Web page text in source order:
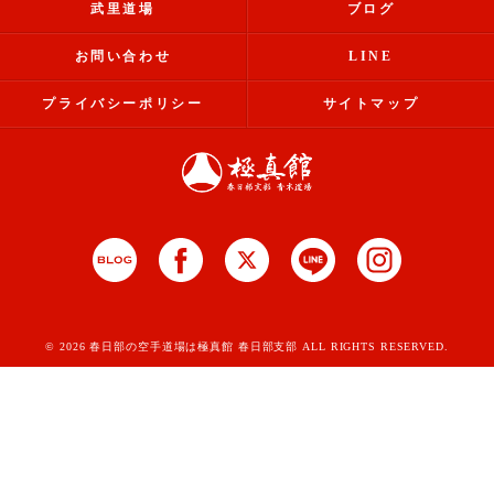
武里道場 ブログ
お問い合わせ LINE
プライバシーポリシー サイトマップ
© 2026 春日部の空手道場は極真館 春日部支部 ALL RIGHTS RESERVED.